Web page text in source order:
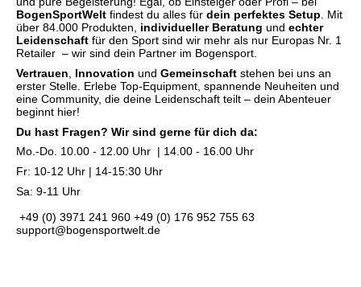
BogenSportWelt findest du alles für dein perfektes Setup . Mit
über 84.000 Produkten, individueller Beratung und echter
Leidenschaft für den Sport sind wir mehr als nur Europas Nr. 1
Retailer – wir sind dein Partner im Bogensport.
Vertrauen
Innovation und Gemeinschaft stehen bei uns an
erster Stelle. Erlebe Top-Equipment, spannende Neuheiten und
eine Community, die deine Leidenschaft teilt – dein Abenteuer
beginnt hier!
Du hast Fragen? Wir sind gerne für dich da:
Mo.-Do. 10.00 - 12.00 Uhr | 14.00 - 16.00 Uhr
Fr: 10-12 Uhr | 14-15:30 Uhr
Sa: 9-11 Uhr
+49 (0) 3971 241 960 +49 (0) 176 952 755 63
support@bogensportwelt.de